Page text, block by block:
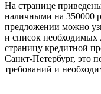
На странице
наличными на 350000
предложении можно
и список необходимых
страницу кредитной
Санкт-Петербург, это
требований и